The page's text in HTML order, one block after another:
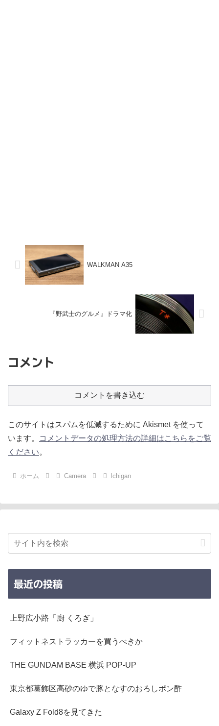
WALKMAN A35
『野武士のグルメ』ドラマ化
コメント
コメントを書き込む
このサイトはスパムを低減するために Akismet を使って
います。
コメントデータの処理方法の詳細はこちらをご覧
ください。
ホーム Camera Ichigan
最近の投稿
上野広小路「廚 くろぎ」
フィットネストラッカーを買うべきか
THE GUNDAM BASE 横浜 POP-UP
東京都葛飾区高砂のゆで豚となすのおろしポン酢
Galaxy Z Fold8を見てきた